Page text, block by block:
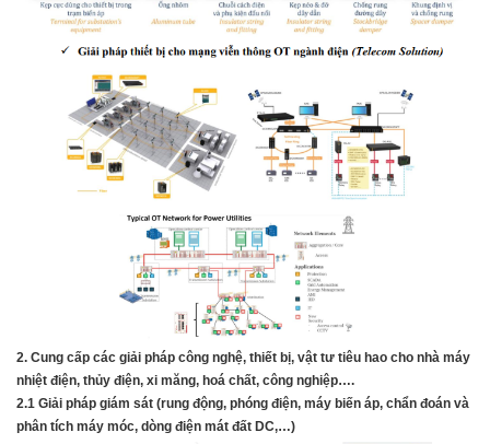
2. Cung cấp các giải pháp công nghệ, thiết bị, vật tư tiêu hao cho nhà máy
nhiệt điện, thủy điện, xi măng, hoá chất, công nghiệp….
2.1 Giải pháp giám sát (rung động, phóng điện, máy biến áp, chẩn đoán và
phân tích máy móc, dòng điện mát đất DC,…)